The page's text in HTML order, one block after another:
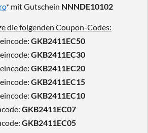
* mit Gutschein NNNDE10102
die folgenden Coupon-Codes:
GKB2411EC50
GKB2411EC30
GKB2411EC20
GKB2411EC15
GKB2411EC10
GKB2411EC07
GKB2411EC05